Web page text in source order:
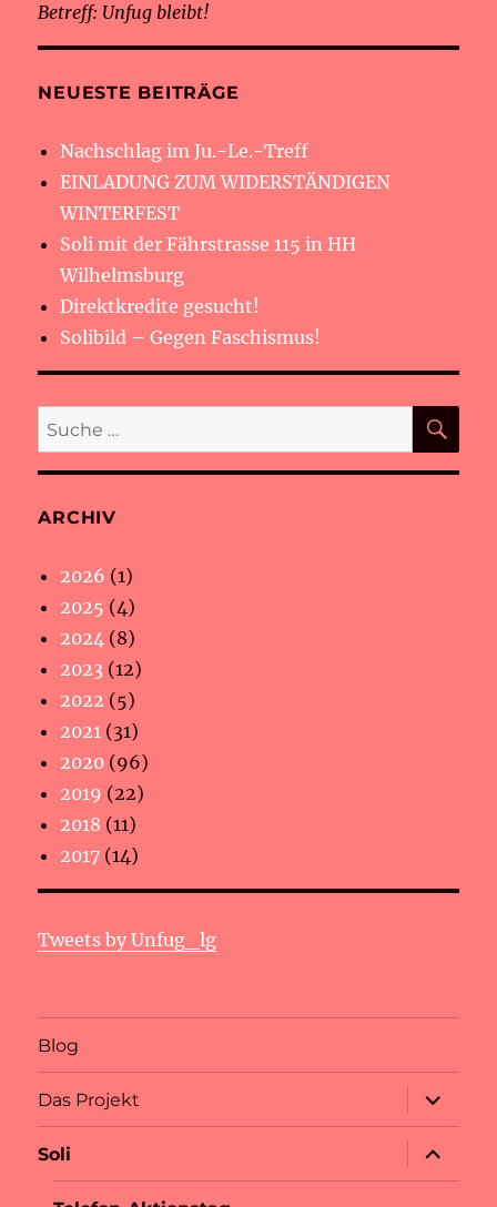
Betreff: Unfug bleibt!
NEUESTE BEITRÄGE
Nachschlag im Ju.-Le.-Treff
EINLADUNG ZUM WIDERSTÄNDIGEN
WINTERFEST
Soli mit der Fährstrasse 115 in HH
Wilhelmsburg
Direktkredite gesucht!
Solibild – Gegen Faschismus!
Suche
nach:
ARCHIV
2026 (1)
2025 (4)
2024 (8)
2023 (12)
2022 (5)
2021 (31)
2020 (96)
2019 (22)
2018 (11)
2017 (14)
Tweets by Unfug_lg
Blog
Das Projekt
anzeigen
Soli
anzeigen